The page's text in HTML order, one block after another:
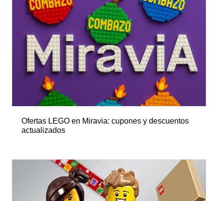
Ofertas LEGO en Miravia: cupones y descuentos
actualizados